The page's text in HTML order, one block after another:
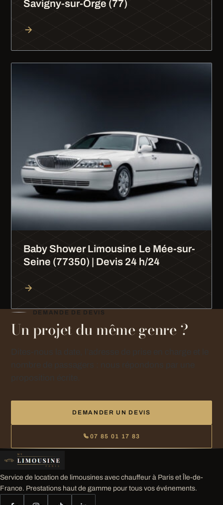
Savigny-sur-Orge (77)
Baby Shower Limousine Le Mée-sur-
Seine (77350) | Devis 24 h/24
DEMANDE DE DEVIS
Un projet du même genre ?
DEMANDER UN DEVIS
07 85 01 17 83
Service de location de limousines avec chauffeur à Paris et Île-de-
France. Prestations haut de gamme pour tous vos événements.